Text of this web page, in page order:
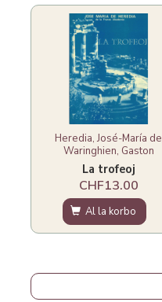
Heredia, José-María de
Waringhien, Gaston
La trofeoj
CHF13.00
Al la korbo